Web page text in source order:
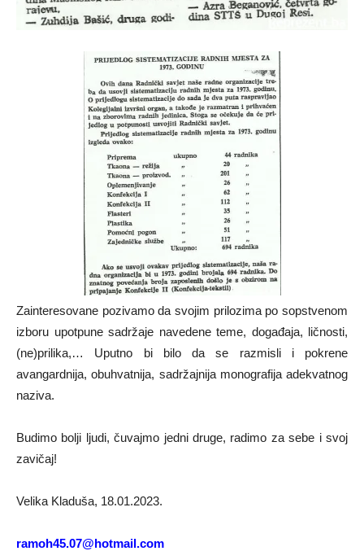
Zainteresovane pozivamo da svojim prilozima po sopstvenom
izboru upotpune sadržaje navedene teme, događaja, ličnosti,
(ne)prilika,… Uputno bi bilo da se razmisli i pokrene
avangardnija, obuhvatnija, sadržajnija monografija adekvatnog
naziva.
Budimo bolji ljudi, čuvajmo jedni druge, radimo za sebe i svoj
zavičaj!
Velika Kladuša, 18.01.2023.
ramoh45.07@hotmail.com